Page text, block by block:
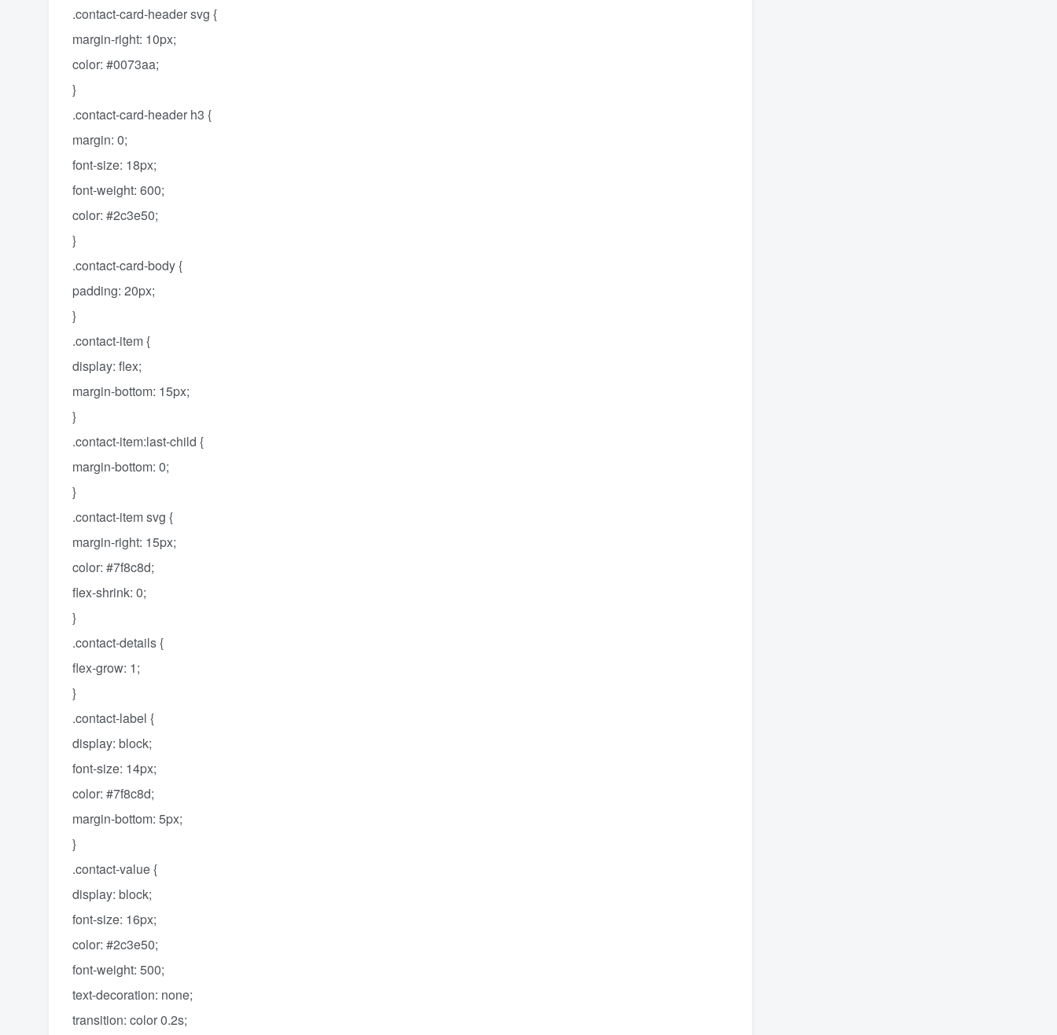
.contact-card-header svg {
margin-right: 10px;
color: #0073aa;
}
.contact-card-header h3 {
margin: 0;
font-size: 18px;
font-weight: 600;
color: #2c3e50;
}
.contact-card-body {
padding: 20px;
}
.contact-item {
display: flex;
margin-bottom: 15px;
}
.contact-item:last-child {
margin-bottom: 0;
}
.contact-item svg {
margin-right: 15px;
color: #7f8c8d;
flex-shrink: 0;
}
.contact-details {
flex-grow: 1;
}
.contact-label {
display: block;
font-size: 14px;
color: #7f8c8d;
margin-bottom: 5px;
}
.contact-value {
display: block;
font-size: 16px;
color: #2c3e50;
font-weight: 500;
text-decoration: none;
transition: color 0.2s;